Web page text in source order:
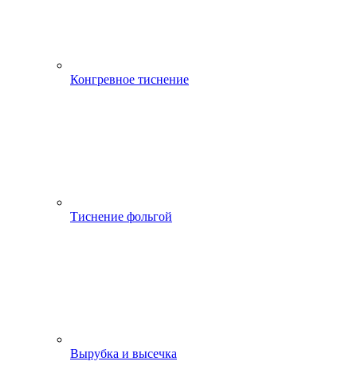
Конгревное тиснение
Тиснение фольгой
Вырубка и высечка